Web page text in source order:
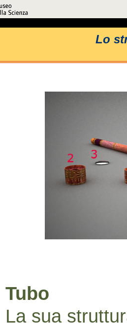
Lo
Tubo
La sua